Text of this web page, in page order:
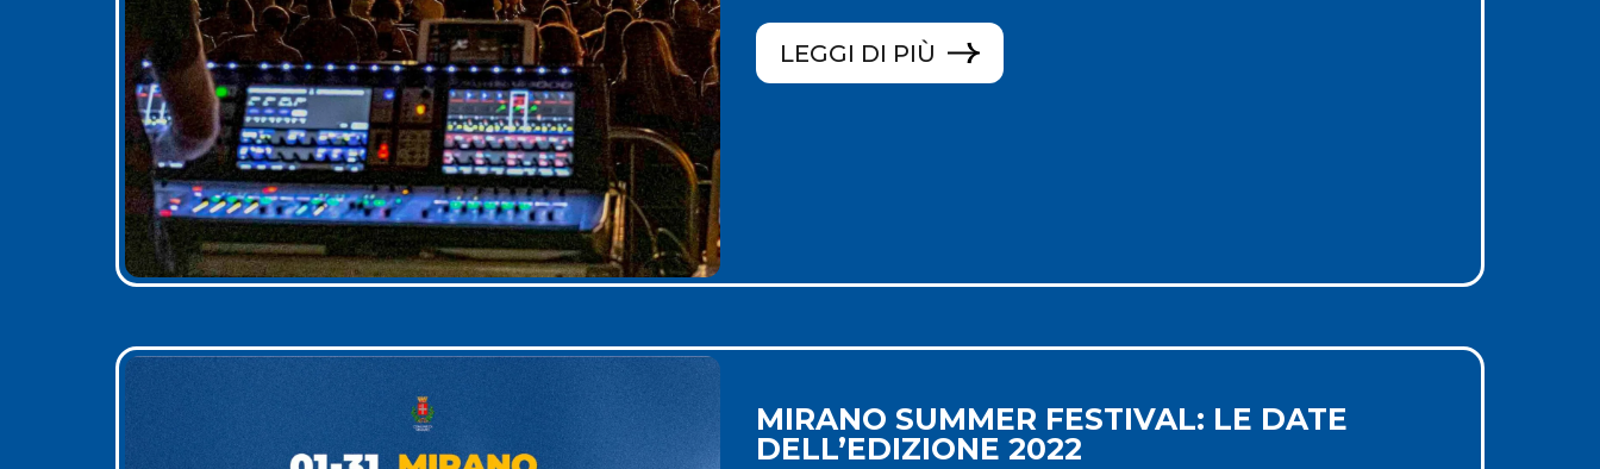
LEGGI DI PIÙ
MIRANO SUMMER FESTIVAL: LE DATE
DELL’EDIZIONE 2022